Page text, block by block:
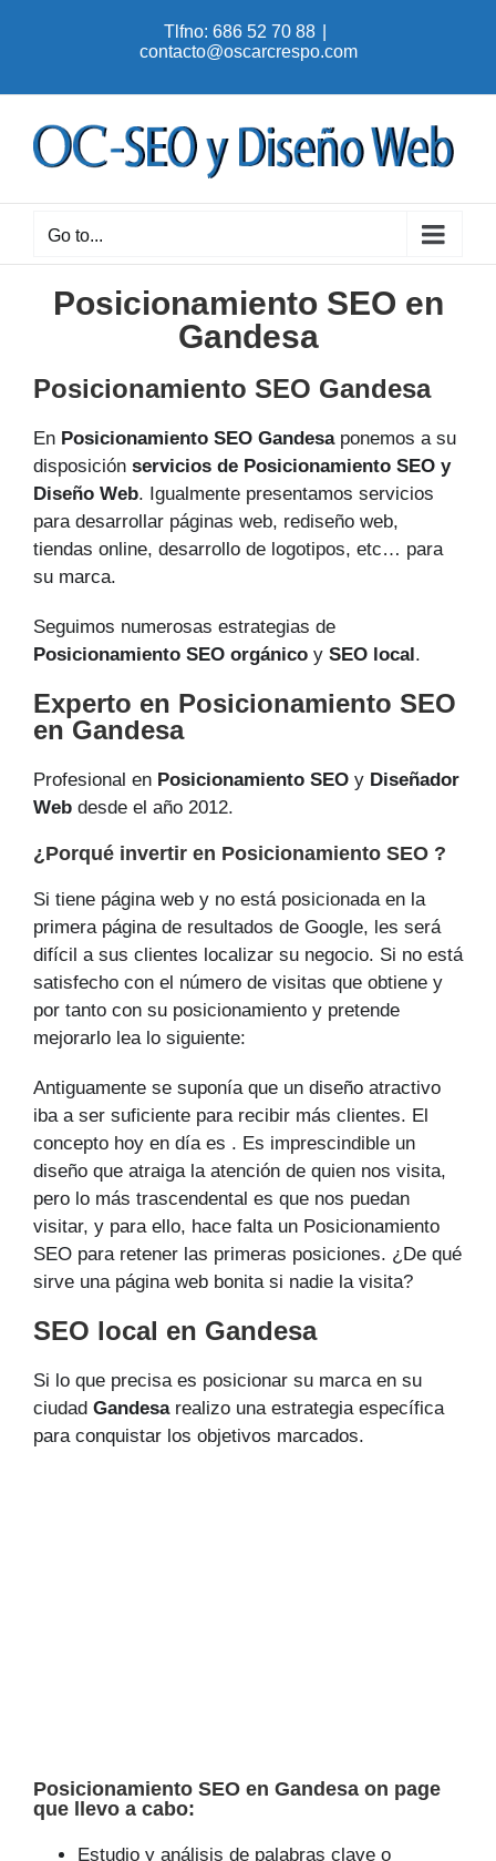
Tlfno: 686 52 70 88
contacto@oscarcrespo.com
Go to...
Posicionamiento SEO en
Gandesa
Posicionamiento SEO Gandesa
En Posicionamiento SEO Gandesaponemos a su
disposición servicios de Posicionamiento SEO y
Diseño Web. Igualmente presentamos servicios
para desarrollar páginas web, rediseño web,
tiendas online, desarrollo de logotipos, etc… para
su marca.
Seguimos numerosas estrategias de
Posicionamiento SEO orgánico y SEO local .
Experto en Posicionamiento SEO
en Gandesa
Profesional en Posicionamiento SEO y Diseñador
Web desde el año 2012.
¿Porqué invertir en Posicionamiento SEO ?
Si tiene página web y no está posicionada en la
primera página de resultados de Google, les será
difícil a sus clientes localizar su negocio. Si no está
satisfecho con el número de visitas que obtiene y
por tanto con su posicionamiento y pretende
mejorarlo lea lo siguiente:
Antiguamente se suponía que un diseño atractivo
iba a ser suficiente para recibir más clientes. El
concepto hoy en día es . Es imprescindible un
diseño que atraiga la atención de quien nos visita,
pero lo más trascendental es que nos puedan
visitar, y para ello, hace falta un Posicionamiento
SEO para retener las primeras posiciones. ¿De qué
sirve una página web bonita si nadie la visita?
SEO local en Gandesa
Si lo que precisa es posicionar su marca en su
ciudad Gandesarealizo una estrategia específica
para conquistar los objetivos marcados.
Posicionamiento SEO en Gandesa on page
que llevo a cabo:
Estudio y análisis de palabras clave o